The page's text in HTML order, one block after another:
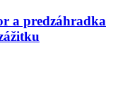
a predzáhradka